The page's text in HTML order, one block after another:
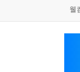
웰